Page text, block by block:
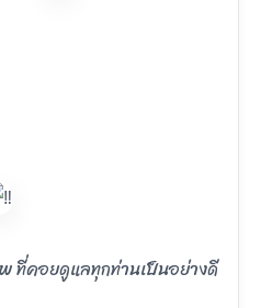
ที่คอยดูแลทุกท่านเป็นอย่างดี